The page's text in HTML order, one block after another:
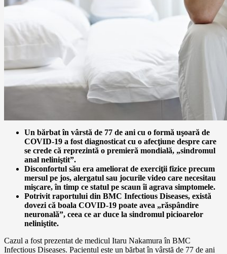
Un bărbat în vârstă de 77 de ani cu o formă uşoară de
COVID-19 a fost diagnosticat cu o afecţiune despre care
se crede că reprezintă o premieră mondială, „sindromul
anal neliniştit”.
Disconfortul său era ameliorat de exerciţii fizice precum
mersul pe jos, alergatul sau jocurile video care necesitau
mişcare, în timp ce statul pe scaun îi agrava simptomele.
Potrivit raportului din BMC Infectious Diseases, există
dovezi că boala COVID-19 poate avea „răspândire
neuronală”, ceea ce ar duce la sindromul picioarelor
neliniştite.
Cazul a fost prezentat de medicul Itaru Nakamura în BMC
Infectious Diseases. Pacientul este un bărbat în vârstă de 77 de ani